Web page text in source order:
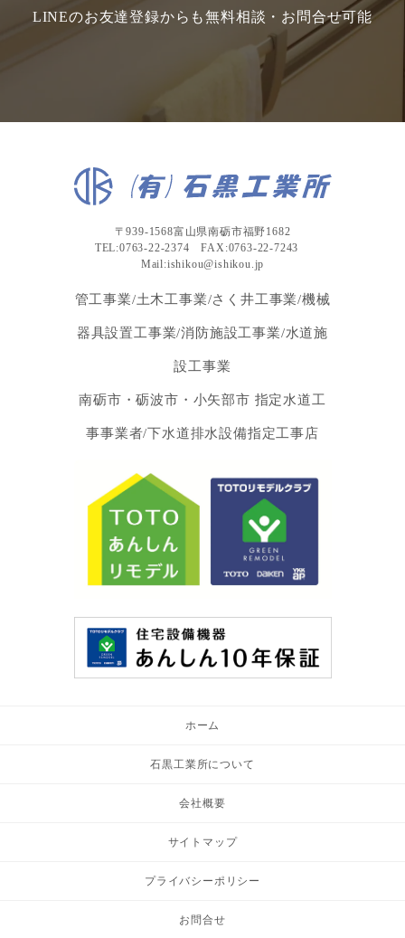
LINEのお友達登録からも無料相談・お問合せ可能
〒939-1568富山県南砺市福野1682
TEL:0763-22-2374 FAX:0763-22-7243
Mail:ishikou@ishikou.jp
管工事業/土木工事業/さく井工事業/機械
器具設置工事業/消防施設工事業/水道施
設工事業
南砺市・砺波市・小矢部市 指定水道工
事事業者/下水道排水設備指定工事店
ホーム
石黒工業所について
会社概要
サイトマップ
プライバシーポリシー
お問合せ